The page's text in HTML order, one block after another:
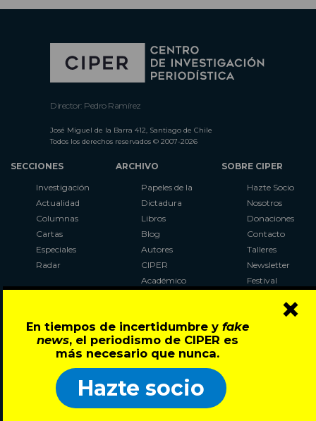
En tiempos de incertidumbre y fake
news, el periodismo de CIPER es
más necesario que nunca.
Hazte socio
×
Director: Pedro Ramírez
José Miguel de la Barra 412, Santiago de Chile
Todos los derechos reservados © 2007-2026
SECCIONES
Investigación
Actualidad
Columnas
Cartas
Especiales
Radar
ARCHIVO
Papeles de la
Dictadura
Libros
Blog
Autores
CIPER
Académico
Al Plebiscito
con CIPER
SOBRE CIPER
Hazte Socio
Nosotros
Donaciones
Contacto
Talleres
Newsletter
Festival